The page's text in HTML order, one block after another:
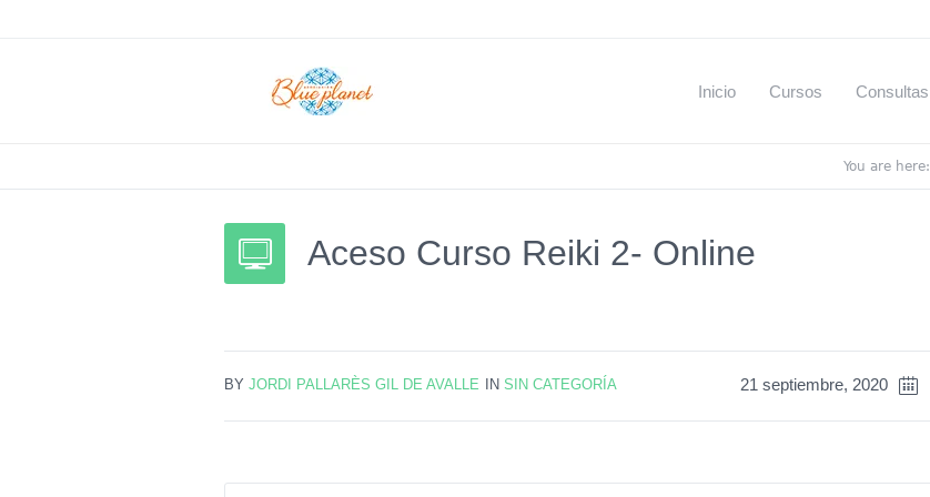
Inicio Cursos Consultas
You are here:
Aceso Curso Reiki 2- Online
21 septiembre, 2020
BY JORDI PALLARÈS GIL DE AVALLE IN SIN CATEGORÍA